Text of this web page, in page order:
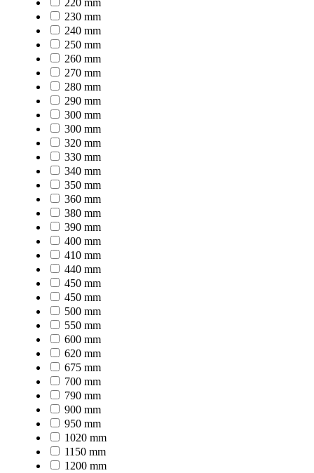
220 mm
230 mm
240 mm
250 mm
260 mm
270 mm
280 mm
290 mm
300 mm
300 mm
320 mm
330 mm
340 mm
350 mm
360 mm
380 mm
390 mm
400 mm
410 mm
440 mm
450 mm
450 mm
500 mm
550 mm
600 mm
620 mm
675 mm
700 mm
790 mm
900 mm
950 mm
1020 mm
1150 mm
1200 mm